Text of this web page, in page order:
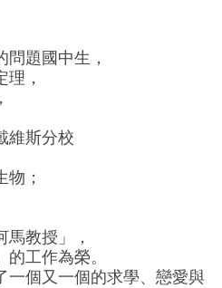
題國中生，
，
維斯分校
；
教授」，
工作為榮。
一個又一個的求學、戀愛與